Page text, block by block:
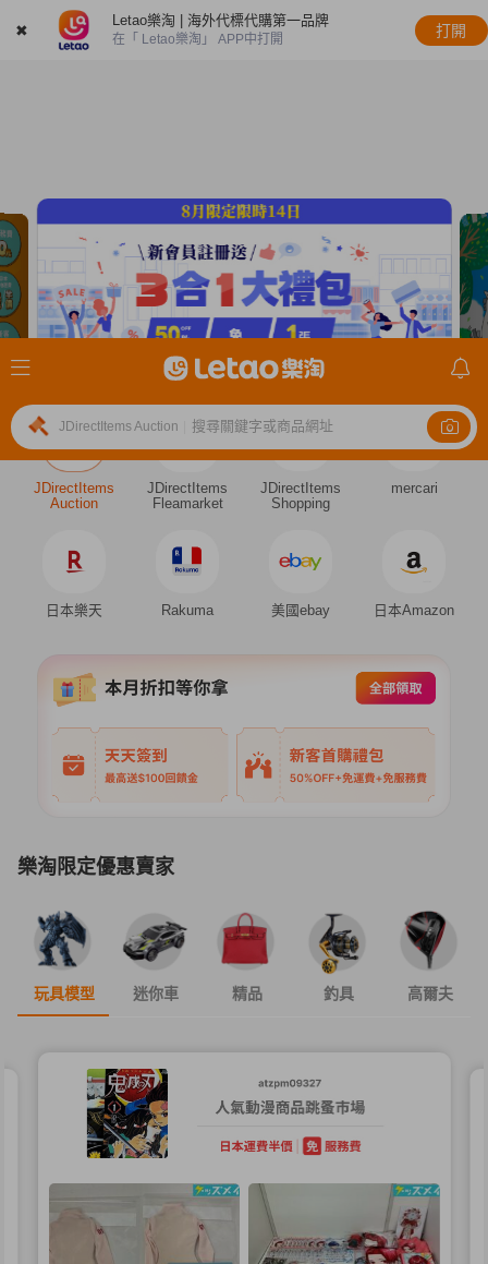
✖
Letao樂淘 | 海外代標代購第一品牌
在「 Letao樂淘」 APP中打開
打開
JDirectItems Auction 搜尋關鍵字或商品網址
JDirectItems
Auction
JDirectItems
Fleamarket
JDirectItems
Shopping
mercari
日本樂天 Rakuma 美國ebay 日本Amazon
樂淘限定優惠賣家
玩具模型 迷你車 精品 釣具 高爾夫